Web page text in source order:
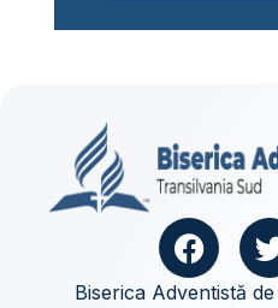
Biserica Adventistă